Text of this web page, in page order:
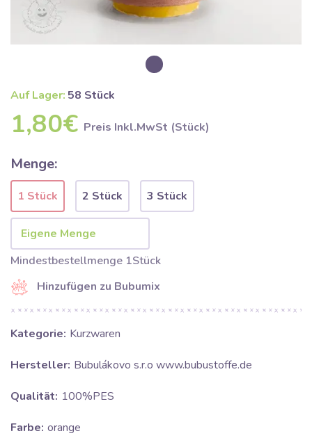
Auf Lager: 58 Stück
1,80€ Preis Inkl.MwSt (Stück)
Menge:
1 Stück 2 Stück 3 Stück
Mindestbestellmenge 1Stück
Hinzufügen zu Bubumix
Kategorie: Kurzwaren
Hersteller: Bubulákovo s.r.o www.bubustoffe.de
Qualität: 100%PES
Farbe: orange